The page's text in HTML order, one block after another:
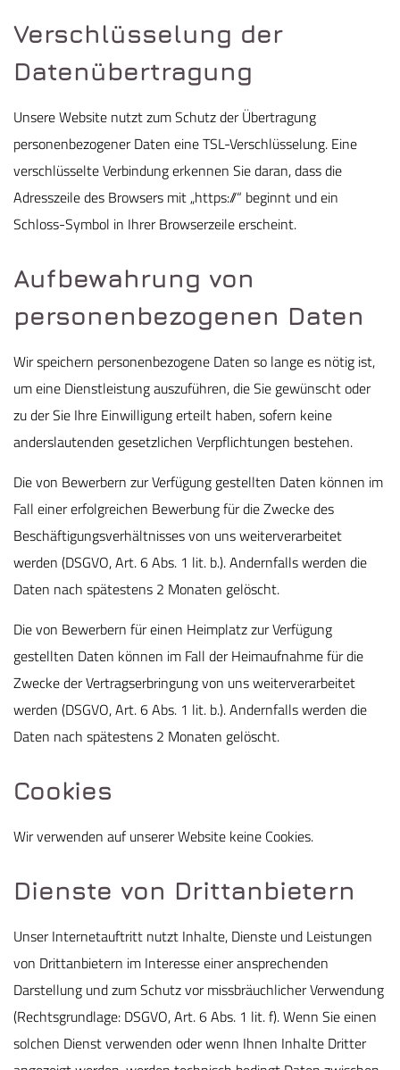
Verschlüsselung der
Datenübertragung
Unsere Website nutzt zum Schutz der Übertragung
personenbezogener Daten eine TSL-Verschlüsselung. Eine
verschlüsselte Verbindung erkennen Sie daran, dass die
Adresszeile des Browsers mit „https://“ beginnt und ein
Schloss-Symbol in Ihrer Browserzeile erscheint.
Aufbewahrung von
personenbezogenen Daten
Wir speichern personenbezogene Daten so lange es nötig ist,
um eine Dienstleistung auszuführen, die Sie gewünscht oder
zu der Sie Ihre Einwilligung erteilt haben, sofern keine
anderslautenden gesetzlichen Verpflichtungen bestehen.
Die von Bewerbern zur Verfügung gestellten Daten können im
Fall einer erfolgreichen Bewerbung für die Zwecke des
Beschäftigungsverhältnisses von uns weiterverarbeitet
werden (DSGVO, Art. 6 Abs. 1 lit. b.). Andernfalls werden die
Daten nach spätestens 2 Monaten gelöscht.
Die von Bewerbern für einen Heimplatz zur Verfügung
gestellten Daten können im Fall der Heimaufnahme für die
Zwecke der Vertragserbringung von uns weiterverarbeitet
werden (DSGVO, Art. 6 Abs. 1 lit. b.). Andernfalls werden die
Daten nach spätestens 2 Monaten gelöscht.
Cookies
Wir verwenden auf unserer Website keine Cookies.
Dienste von Drittanbietern
Unser Internetauftritt nutzt Inhalte, Dienste und Leistungen
von Drittanbietern im Interesse einer ansprechenden
Darstellung und zum Schutz vor missbräuchlicher Verwendung
(Rechtsgrundlage: DSGVO, Art. 6 Abs. 1 lit. f). Wenn Sie einen
solchen Dienst verwenden oder wenn Ihnen Inhalte Dritter